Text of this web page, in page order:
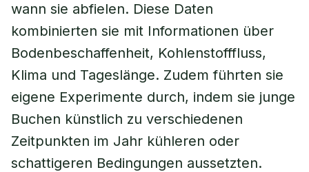
wann sie abfielen. Diese Daten
kombinierten sie mit Informationen über
Bodenbeschaffenheit, Kohlenstofffluss,
Klima und Tageslänge. Zudem führten sie
eigene Experimente durch, indem sie junge
Buchen künstlich zu verschiedenen
Zeitpunkten im Jahr kühleren oder
schattigeren Bedingungen aussetzten.